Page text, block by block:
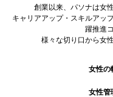
創業以来、パソナは女
キャリアアップ・スキルアッ
躍推進
様々な切り口から女
女性の
女性管